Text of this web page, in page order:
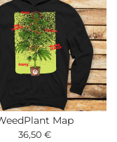
Map
36,50 €